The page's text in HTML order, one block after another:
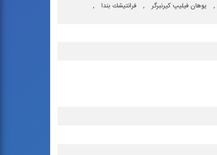
, یوهان فیلیپ كیرنبرگر , فرانتیشك بندا
,